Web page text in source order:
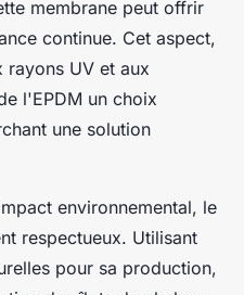
membrane peut offrir
continue. Cet aspect,
rayons UV et aux
l'EPDM un choix
une solution
environnemental, le
respectueux. Utilisant
pour sa production,